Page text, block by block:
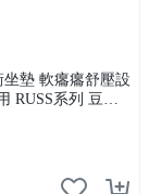
坐墊 軟癟癟舒壓設
RUSS系列 豆豆